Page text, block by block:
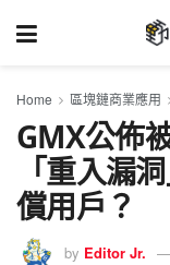
Home 區塊鏈商業應用
GMX公佈
「重入漏
償用戶？
by Editor Jr.